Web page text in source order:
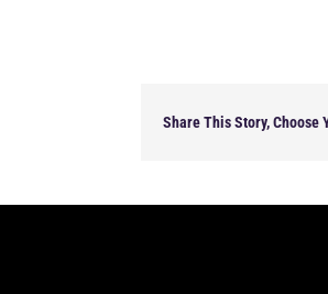
Share This Story, Choose